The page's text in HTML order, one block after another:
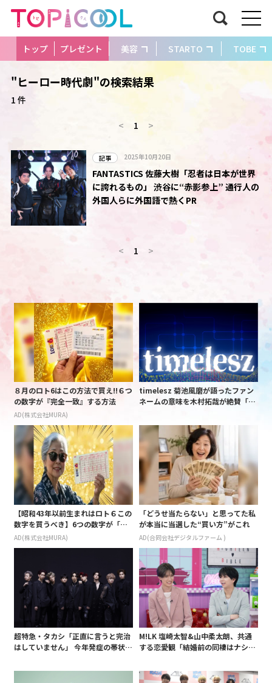
トップ プレゼント 美容 STARTO TOBE
"ヒーロー時代劇"の検索結果
1 件
< 1 >
記事 2025年10月20日
FANTASTICS 佐藤大樹「忍者は日本が世界
に誇れるもの」 渋谷に“赤影参上” 通行人の
外国人らに外国語で熱くPR
< 1 >
８月のロト6はこの方法で買え!!６つ
の数字が『完全一致』する方法
AD(株式会社MURA)
timelesz 菊池風磨が語ったファン
ネームの意味を木村拓哉が絶賛「考
【昭和43年以前生まれはロト６この
数字を買うべき】6つの数字が「完
全一致」する方法
AD(株式会社MURA)
「どうせ当たらない」と思ってた私
が本当に当選した“買い方”がこれ
AD(合同会社デジタルファーム )
超特急・タカシ「正直に言うと完治
はしていません」 今年発症の帯状疱
白 後遺症も語る
M!LK 塩崎太智&山中柔太朗、共通
する恋愛観「結婚前の同棲はナシ」